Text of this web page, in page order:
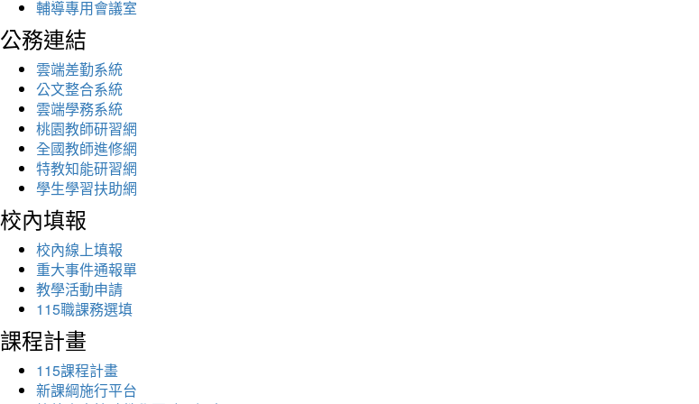
輔導專用會議室
公務連結
雲端差勤系統
公文整合系統
雲端學務系統
桃園教師研習網
全國教師進修網
特教知能研習網
學生學習扶助網
校內填報
校內線上填報
重大事件通報單
教學活動申請
115職課務選填
課程計畫
115課程計畫
新課綱施行平台